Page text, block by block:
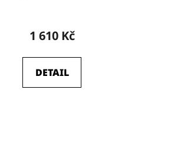
1 610 Kč
DETAIL